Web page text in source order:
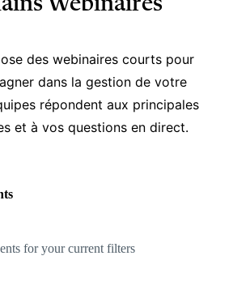
des webinaires courts pour
dans la gestion de votre
répondent aux principales
et à vos questions en direct.